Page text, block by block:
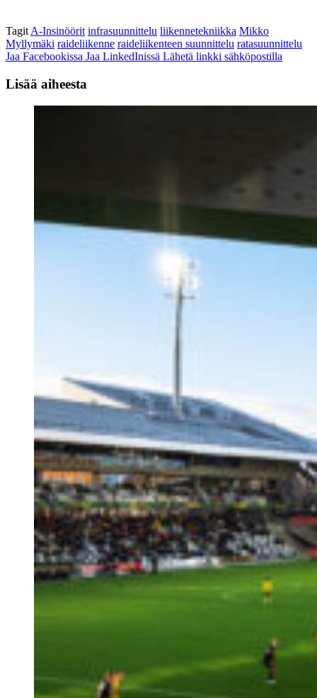
Tagit A-Insinöörit infrasuunnittelu liikennetekniikka Mikko
Myllymäki raideliikenne raideliikenteen suunnittelu ratasuunnittelu
Jaa Facebookissa Jaa LinkedInissä Lähetä linkki sähköpostilla
Lisää aiheesta